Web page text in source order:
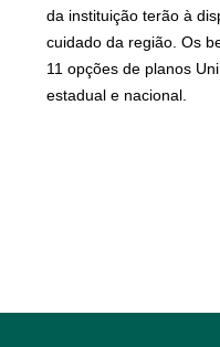
da instituição terão à
cuidado da região. Os
11 opções de planos
estadual e nacional.